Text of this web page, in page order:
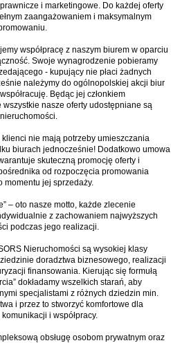
i marketingowe. Do każdej oferty
zaangażowaniem i maksymalnym
współpracę z naszym biurem w oparciu
Swoje wynagrodzenie pobieramy
- kupujący nie płaci żadnych
należymy do ogólnopolskiej akcji biur
Będąc jej członkiem
wszystkie nasze oferty udostępniane są
klienci nie mają potrzeby umieszczania
biurach jednocześnie! Dodatkowo umowa
skuteczną promocję oferty i
od rozpoczęcia promowania
momentu jej sprzedaży.
– oto nasze motto, każde zlecenie
z zachowaniem najwyższych
podczas jego realizacji.
Nieruchomości są wysokiej klasy
doradztwa biznesowego, realizacji
finansowania. Kierując się formułą
dokładamy wszelkich starań, aby
specjalistami z różnych dziedzin min.
i przez to stworzyć komfortowe dla
i współpracy.
obsługę osobom prywatnym oraz